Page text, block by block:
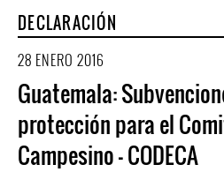
DECLARACIÓN
28 ENERO 2016
Guatemala:
protección para el
Campesino - CODECA